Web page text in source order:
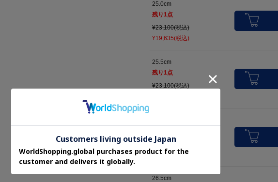
25.0cm
残り1点
¥23,100(税込)
¥19,635(税込)
25.5cm
残り1点
¥23,100(税込)
¥23,100(税込)
¥19,635(税込)
26.5cm